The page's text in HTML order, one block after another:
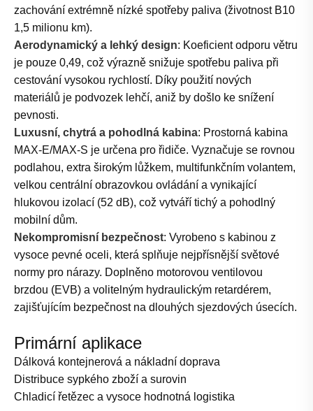
zachování extrémně nízké spotřeby paliva (životnost B10
1,5 milionu km).
Aerodynamický a lehký design: Koeficient odporu větru
je pouze 0,49, což výrazně snižuje spotřebu paliva při
cestování vysokou rychlostí. Díky použití nových
materiálů je podvozek lehčí, aniž by došlo ke snížení
pevnosti.
Luxusní, chytrá a pohodlná kabina: Prostorná kabina
MAX-E/MAX-S je určena pro řidiče. Vyznačuje se rovnou
podlahou, extra širokým lůžkem, multifunkčním volantem,
velkou centrální obrazovkou ovládání a vynikající
hlukovou izolací (52 dB), což vytváří tichý a pohodlný
mobilní dům.
Nekompromisní bezpečnost: Vyrobeno s kabinou z
vysoce pevné oceli, která splňuje nejpřísnější světové
normy pro nárazy. Doplněno motorovou ventilovou
brzdou (EVB) a volitelným hydraulickým retardérem,
zajišťujícím bezpečnost na dlouhých sjezdových úsecích.
Primární aplikace
Dálková kontejnerová a nákladní doprava
Distribuce sypkého zboží a surovin
Chladicí řetězec a vysoce hodnotná logistika